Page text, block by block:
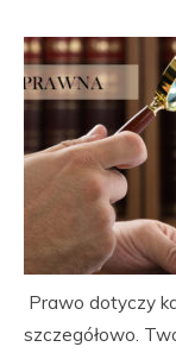
Prawo dotyczy
szczegółowo.